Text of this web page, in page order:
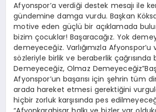
Afyonspor’a verdiği destek mesajı ile
gündemine damga vurdu. Başkan
motive eden güçlü bir açıklamada
bizim çocuklar! Başaracağız. Yok
demeyeceğiz. Varlığımızla Afyonspor’u
sözleriyle birlik ve beraberlik çağrısında
Demeyeceğiz, Olmaz
Afyonspor’un başarısı için şehrin tüm
arada hareket etmesi gerektiğini
hiçbir zorluk karşısında pes